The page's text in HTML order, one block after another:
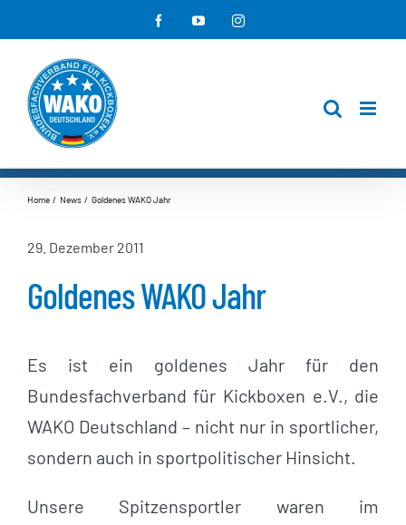
Inhalt
springen
FacebookYouTubeInstagram
Home News Goldenes WAKO Jahr
29. Dezember 2011
Goldenes WAKO Jahr
Es ist ein goldenes Jahr für den
Bundesfachverband für Kickboxen e.V., die
WAKO Deutschland – nicht nur in sportlicher,
sondern auch in sportpolitischer Hinsicht.
Unsere Spitzensportler waren im